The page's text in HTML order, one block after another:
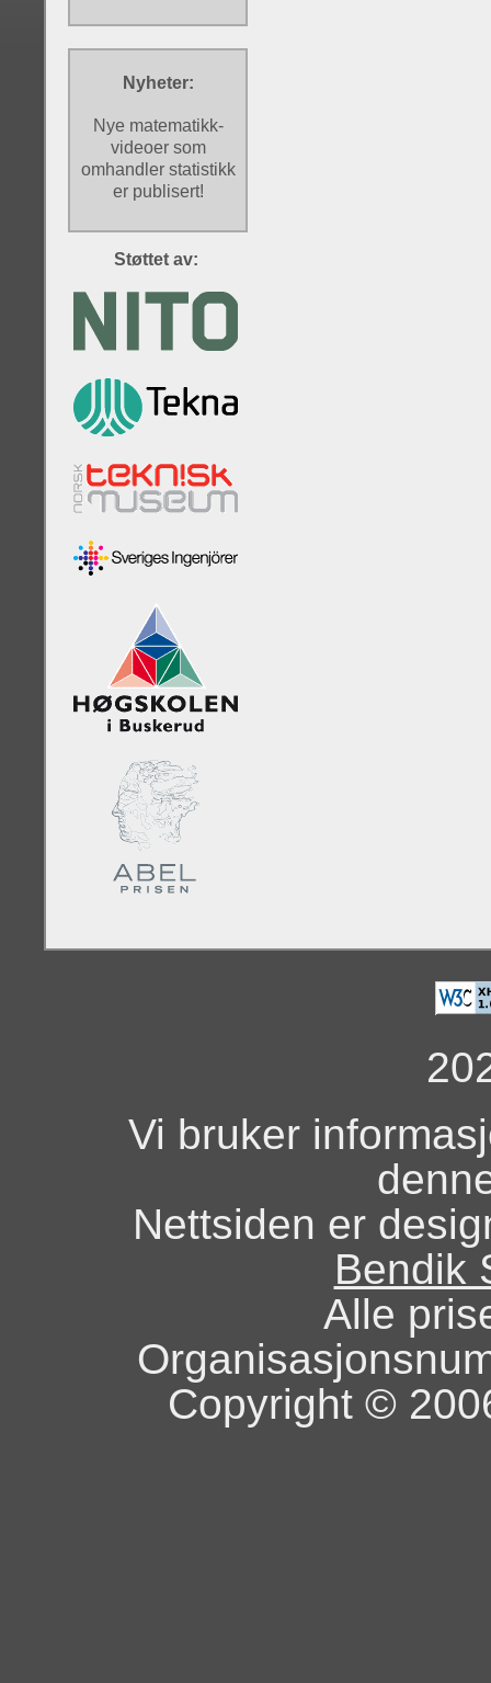
Nyheter:
Nye matematikk-
videoer som
omhandler statistikk
er publisert!
Støttet av:
Vi bruker
Nettsiden er
Bendik
Alle
Copyright ©